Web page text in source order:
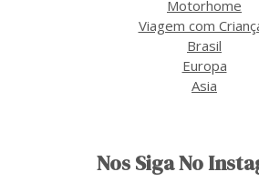
Motorhome
Viagem com
Brasil
Europa
Asia
Nos Siga No